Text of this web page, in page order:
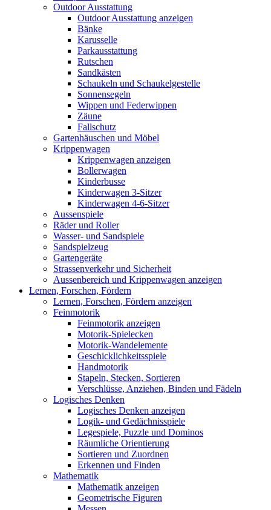
Outdoor Ausstattung
Outdoor Ausstattung anzeigen
Bänke
Karusselle
Parkausstattung
Rutschen
Sandkästen
Schaukeln und Schaukelgestelle
Sonnensegeln
Wippen und Federwippen
Zäune
Fallschutz
Gartenhäuschen und Möbel
Krippenwagen
Krippenwagen anzeigen
Bollerwagen
Kinderbusse
Kinderwagen 3-Sitzer
Kinderwagen 4-6-Sitzer
Aussenspiele
Räder und Roller
Wasser- und Sandspiele
Sandspielzeug
Gartengeräte
Strassenverkehr und Sicherheit
Aussenbereich und Krippenwagen anzeigen
Lernen, Forschen, Fördern
Lernen, Forschen, Fördern anzeigen
Feinmotorik
Feinmotorik anzeigen
Motorik-Spielecken
Motorik-Wandelemente
Geschicklichkeitsspiele
Handmotorik
Stapeln, Stecken, Sortieren
Verschlüsse, Anziehen, Binden und Fädeln
Logisches Denken
Logisches Denken anzeigen
Logik- und Gedächnisspiele
Legespiele, Puzzle und Dominos
Räumliche Orientierung
Sortieren und Zuordnen
Erkennen und Finden
Mathematik
Mathematik anzeigen
Geometrische Figuren